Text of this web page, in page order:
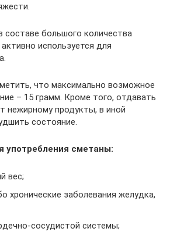
составе большого количества
используется для
что максимально возможное
– 15 грамм. Кроме того, отдавать
нежирному продукты, в иной
состояние.
употребления сметаны:
вес;
хронические заболевания желудка,
сосудистой системы;